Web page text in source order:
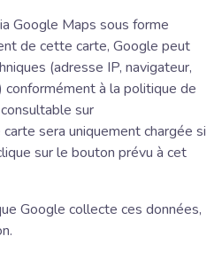
Google Maps sous forme
de cette carte, Google peut
(adresse IP, navigateur,
à la politique de
sur
sera uniquement chargée si
sur le bouton prévu à cet
Google collecte ces données,